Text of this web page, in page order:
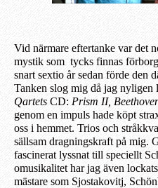
Vid närmare eftertanke var det
mystik som tycks finnas
snart sextio år sedan förde den
Tanken slog mig då jag nyligen
Qartets CD: Prism II,
genom en impuls hade köpt
oss i hemmet. Trios och
sällsam dragningskraft på mig.
fascineratlyssnat till speciellt
omusikalitet har jag även
mästare som Sjostakovitj,